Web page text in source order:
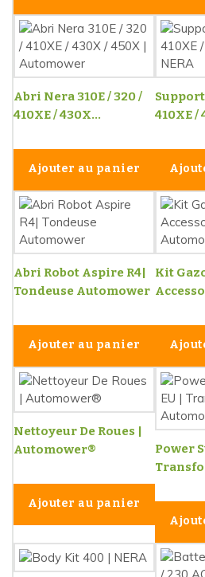
Abri Nera 310E / 320 /
410XE / 430X...
Ajouter au panier
Support
410XE /
Abri Robot Aspire R4|
Tondeuse Automower
Ajouter au panier
Kit
Nettoyeur De Roues |
Automower®
Ajouter au panier
Power